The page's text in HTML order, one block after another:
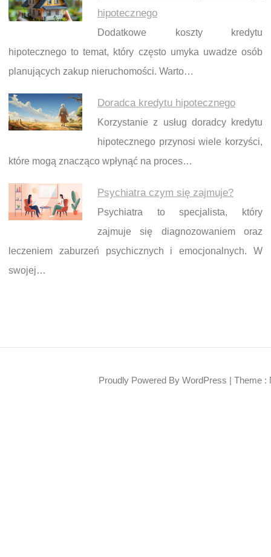
hipotecznego
Dodatkowe koszty kredytu
hipotecznego to temat, który często umyka uwadze osób
planujących zakup nieruchomości. Warto…
Doradca kredytu hipotecznego
Korzystanie z usług doradcy kredytu
hipotecznego przynosi wiele korzyści,
które mogą znacząco wpłynąć na proces…
Psychiatra czym się zajmuje?
Psychiatra to specjalista, który
zajmuje się diagnozowaniem oraz
leczeniem zaburzeń psychicznych i emocjonalnych. W
swojej…
Proudly Powered By WordPress | Theme :